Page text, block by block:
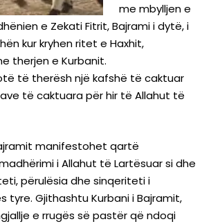
me mbylljen e
e Zekati Fitrit, Bajrami i dytë, i
kur kryhen ritet e Haxhit,
therjen e Kurbanit.
të therësh një kafshë të caktuar
të caktuara për hir të Allahut të
manifestohet qartë
i Allahut të Lartësuar si dhe
përulësia dhe sinqeriteti i
tyre. Gjithashtu Kurbani i Bajramit,
e rrugës së pastër që ndoqi